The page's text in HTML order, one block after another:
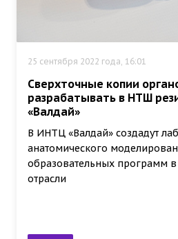
25 сентября 2022 года, 16:01
Сверхточные копии
разрабатывать в НТШ
«Валдай»
В ИНТЦ «Валдай» создадут
анатомического
образовательных программ
отрасли